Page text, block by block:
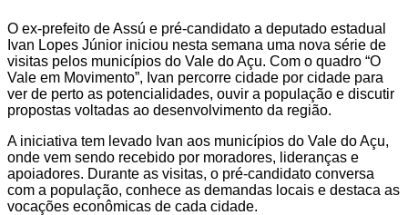
O ex-prefeito de Assú e pré-candidato a deputado estadual
Ivan Lopes Júnior iniciou nesta semana uma nova série de
visitas pelos municípios do Vale do Açu. Com o quadro “O
Vale em Movimento”, Ivan percorre cidade por cidade para
ver de perto as potencialidades, ouvir a população e discutir
propostas voltadas ao desenvolvimento da região.
A iniciativa tem levado Ivan aos municípios do Vale do Açu,
onde vem sendo recebido por moradores, lideranças e
apoiadores. Durante as visitas, o pré-candidato conversa
com a população, conhece as demandas locais e destaca as
vocações econômicas de cada cidade.